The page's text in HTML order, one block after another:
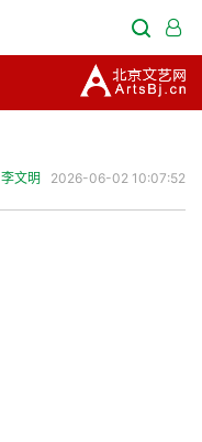
李文明 2026-06-02 10:07:52